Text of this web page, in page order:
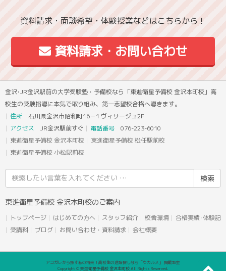
資料請求・面談希望・体験授業などはこちらから！
資料請求・お問い合わせ
金沢･JR金沢駅前の大学受験塾・予備校なら「東進衛星予備校 金沢本町校」高
校生の受験指導に本気で取り組み、第一志望校合格へ導きます。
住所 石川県金沢市昭和町16－1 ヴィサージュ2F
アクセス JR金沢駅前すぐ 電話番号 076-223-6010
東進衛星予備校 金沢本町校
東進衛星予備校 松任駅前校
東進衛星予備校 小松駅前校
索
結
東進衛星予備校 金沢本町校のご案内
トップページ はじめての方へ スタッフ紹介 校舎環境
合格実績･体験記
受講料
ブログ お問い合わせ・資料請求 会社概要
アコガレから探す私の将来！高校生の進路探しなら「ウカルメ」 掲載教室
Copyright © 東進衛星予備校 金沢本町校 All Rights Reserved.